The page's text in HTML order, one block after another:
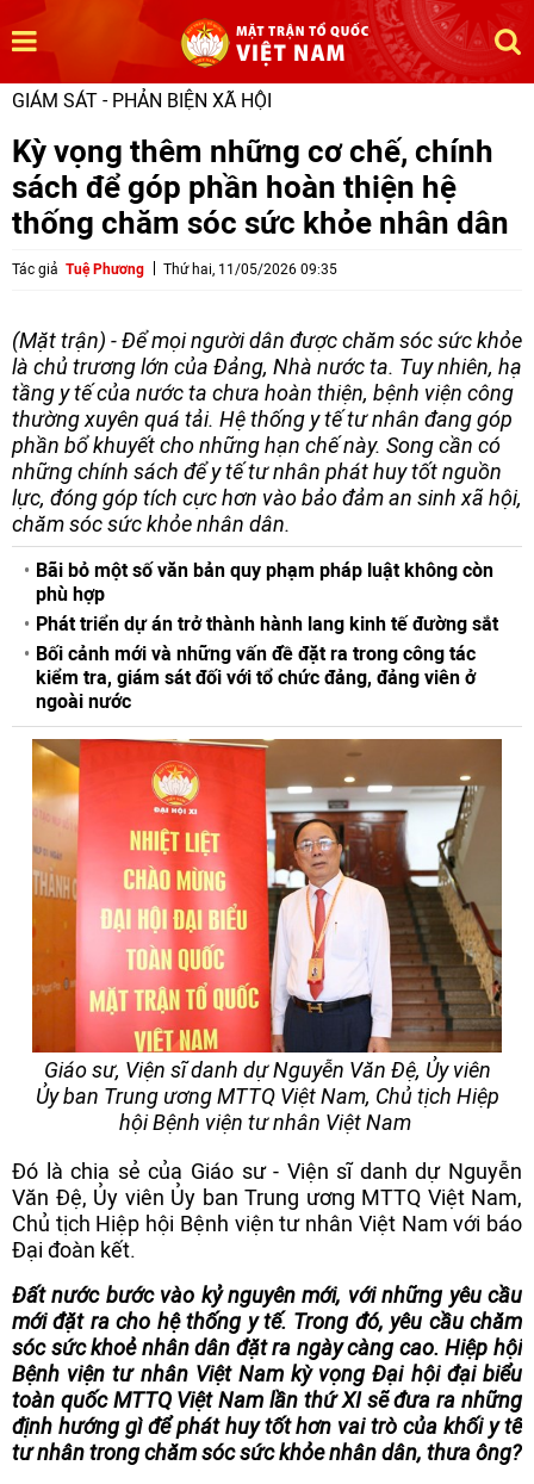
GIÁM SÁT - PHẢN BIỆN XÃ HỘI
Kỳ vọng thêm những cơ chế, chính
sách để góp phần hoàn thiện hệ
thống chăm sóc sức khỏe nhân dân
Tác giả Tuệ Phương Thứ hai, 11/05/2026 09:35
(Mặt trận) - Để mọi người dân được chăm sóc sức khỏe
là chủ trương lớn của Đảng, Nhà nước ta. Tuy nhiên, hạ
tầng y tế của nước ta chưa hoàn thiện, bệnh viện công
thường xuyên quá tải. Hệ thống y tế tư nhân đang góp
phần bổ khuyết cho những hạn chế này. Song cần có
những chính sách để y tế tư nhân phát huy tốt nguồn
lực, đóng góp tích cực hơn vào bảo đảm an sinh xã hội,
chăm sóc sức khỏe nhân dân.
Bãi bỏ một số văn bản quy phạm pháp luật không còn
phù hợp
Phát triển dự án trở thành hành lang kinh tế đường sắt
Bối cảnh mới và những vấn đề đặt ra trong công tác
kiểm tra, giám sát đối với tổ chức đảng, đảng viên ở
ngoài nước
Giáo sư, Viện sĩ danh dự Nguyễn Văn Đệ, Ủy viên
Ủy ban Trung ương MTTQ Việt Nam, Chủ tịch Hiệp
hội Bệnh viện tư nhân Việt Nam
Đó là chia sẻ của Giáo sư - Viện sĩ danh dự Nguyễn
Văn Đệ, Ủy viên Ủy ban Trung ương MTTQ Việt Nam,
Chủ tịch Hiệp hội Bệnh viện tư nhân Việt Nam với báo
Đại đoàn kết.
Đất nước bước vào kỷ nguyên mới, với những yêu cầu
mới đặt ra cho hệ thống y tế. Trong đó, yêu cầu chăm
sóc sức khoẻ nhân dân đặt ra ngày càng cao. Hiệp hội
Bệnh viện tư nhân Việt Nam kỳ vọng Đại hội đại biểu
toàn quốc MTTQ Việt Nam lần thứ XI sẽ đưa ra những
định hướng gì để phát huy tốt hơn vai trò của khối y tế
tư nhân trong chăm sóc sức khỏe nhân dân, thưa ông?